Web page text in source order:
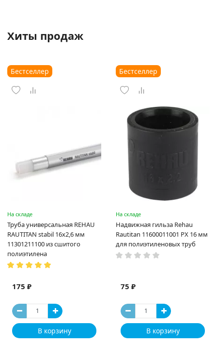
Хиты продаж
Бестселлер
На складе
Труба универсальная REHAU
RAUTITAN stabil 16х2,6 мм
11301211100 из сшитого
полиэтилена
175 ₽
В корзину
Бестселлер
На складе
Надвижная гильза Rehau
Rautitan 11600011001 PX 16 мм
для полиэтиленовых труб
75 ₽
В корзину